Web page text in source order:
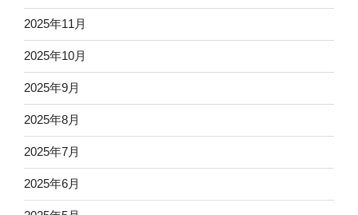
2025年11月
2025年10月
2025年9月
2025年8月
2025年7月
2025年6月